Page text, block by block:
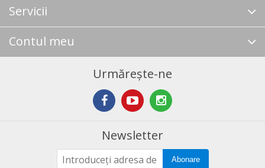
Servicii
Contul meu
Urmărește-ne
Newsletter
Abonare